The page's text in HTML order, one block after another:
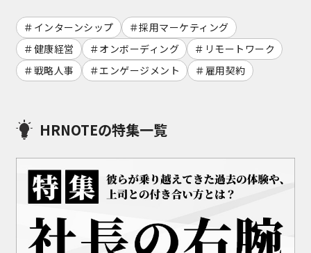
インターンシップ
採用マーケティング
健康経営
オンボーディング
リモートワーク
戦略人事
エンゲージメント 雇用契約
HRNOTEの特集一覧